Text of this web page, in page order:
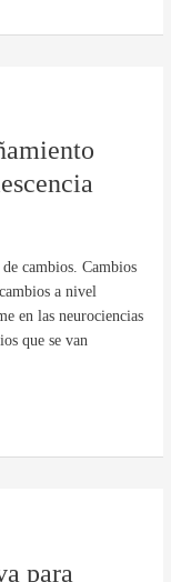
cambios. Cambios
a nivel
en las neurociencias
que se van
para